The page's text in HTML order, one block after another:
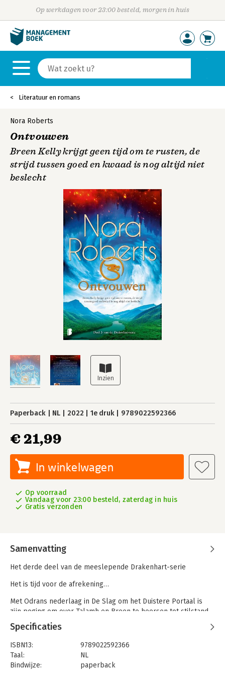
Op werkdagen voor 23:00 besteld, morgen in huis
Literatuur en romans
Nora Roberts
Ontvouwen
Breen Kelly krijgt geen tijd om te rusten, de
strijd tussen goed en kwaad is nog altijd niet
beslecht
Paperback NL 2022 1e druk 9789022592366
€ 21,99
In winkelwagen
Op voorraad
Vandaag voor 23:00 besteld, zaterdag in huis
Gratis verzonden
Samenvatting
Het derde deel van de meeslepende Drakenhart-serie
Het is tijd voor de afrekening…
Met Odrans nederlaag in De Slag om het Duistere Portaal is
zijn poging om over Talamh en Breen te heersen tot stilstand
gekomen – voorlopig. De strijd en de geleden verliezen
hebben hun tol geëist. Zo’n periode vol pijn heeft Breen nooit
gekend en om zichzelf nuttig te maken verzorgt ze de
gewonden, brengt ze de doden van het bloederige slagveld
naar huis en steunt ze vrienden en familie in hun verdriet.
Specificaties
ISBN13:
9789022592366
Taal:
NL
Bindwijze:
paperback